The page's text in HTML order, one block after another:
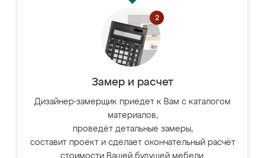
Замер и расчет
Дизайнер-замерщик приедет к Вам с каталогом
материалов,
проведёт детальные замеры,
составит проект и сделает окончательный расчёт
стоимости Вашей будущей мебели.